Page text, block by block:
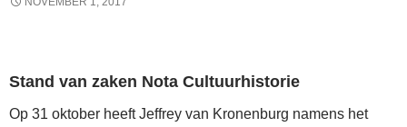
Stand van zaken Nota Cultuurhistorie
Op 31 oktober heeft Jeffrey van Kronenburg namens het